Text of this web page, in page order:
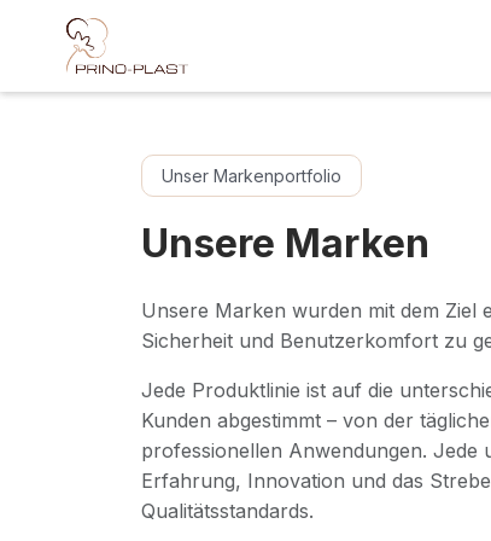
Skip to Content
Unser Markenportfolio
Unsere Marken
Unsere Marken wurden mit dem Ziel
Sicherheit und Benutzerkomfort zu
Jede Produktlinie ist auf die
Kunden abgestimmt – von der
professionellen Anwendungen. Jede
Erfahrung, Innovation und das
Qualitätsstandards.